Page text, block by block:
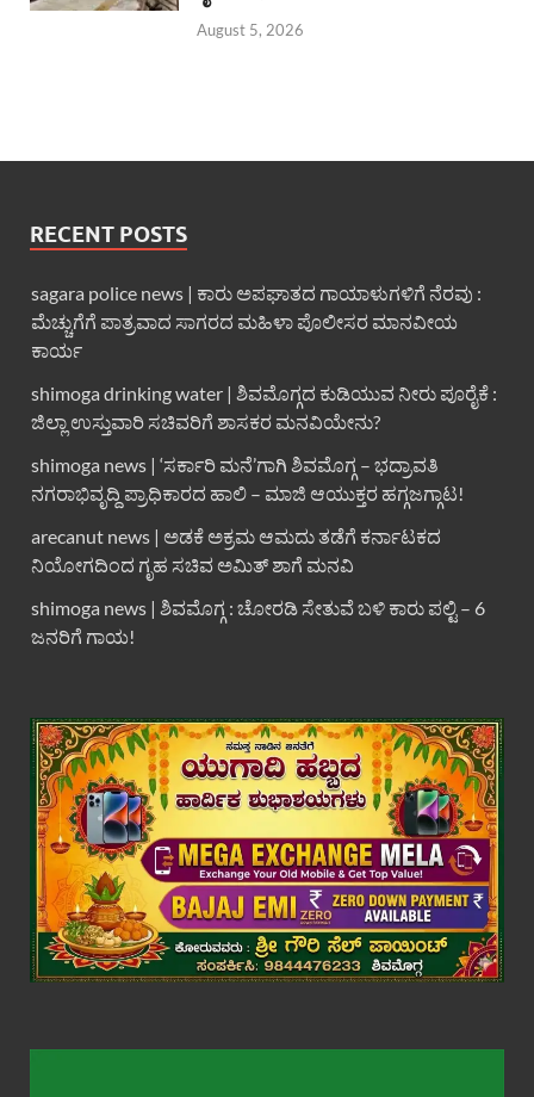
August 5, 2026
RECENT POSTS
sagara police news | ಕಾರು ಅಪಘಾತದ ಗಾಯಾಳುಗಳಿಗೆ ನೆರವು :
ಮೆಚ್ಚುಗೆಗೆ ಪಾತ್ರವಾದ ಸಾಗರದ ಮಹಿಳಾ ಪೊಲೀಸರ ಮಾನವೀಯ
ಕಾರ್ಯ
shimoga drinking water | ಶಿವಮೊಗ್ಗದ ಕುಡಿಯುವ ನೀರು ಪೂರೈಕೆ :
ಜಿಲ್ಲಾ ಉಸ್ತುವಾರಿ ಸಚಿವರಿಗೆ ಶಾಸಕರ ಮನವಿಯೇನು?
shimoga news | ‘ಸರ್ಕಾರಿ ಮನೆ’ಗಾಗಿ ಶಿವಮೊಗ್ಗ – ಭದ್ರಾವತಿ
ನಗರಾಭಿವೃದ್ದಿ ಪ್ರಾಧಿಕಾರದ ಹಾಲಿ – ಮಾಜಿ ಆಯುಕ್ತರ ಹಗ್ಗಜಗ್ಗಾಟ!
arecanut news | ಅಡಕೆ ಅಕ್ರಮ ಆಮದು ತಡೆಗೆ ಕರ್ನಾಟಕದ
ನಿಯೋಗದಿಂದ ಗೃಹ ಸಚಿವ ಅಮಿತ್ ಶಾಗೆ ಮನವಿ
shimoga news | ಶಿವಮೊಗ್ಗ : ಚೋರಡಿ ಸೇತುವೆ ಬಳಿ ಕಾರು ಪಲ್ಟಿ – 6
ಜನರಿಗೆ ಗಾಯ!